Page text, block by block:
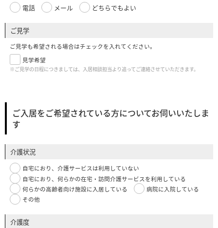
電話 メール どちらでもよい
ご見学
ご見学も希望される場合はチェックを入れてください。
見学希望
※ご見学の日程につきましては、入居相談担当より追ってご連絡させていただきます。
ご入居をご希望されている方についてお伺いいたしま
す
介護状況
自宅におり、介護サービスは利用していない
自宅におり、何らかの在宅・訪問介護サービスを利用している
何らかの高齢者向け施設に入居している
病院に入院している
その他
介護度